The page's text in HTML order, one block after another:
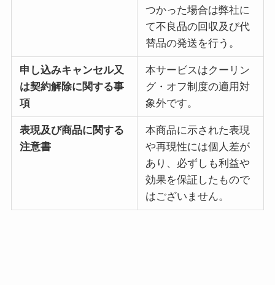
つかった場合は弊社に
て不良品の回収及び代
替品の発送を行う。
申し込みキャンセル又
は契約解除に関する事
項
本サービスはクーリン
グ・オフ制度の適用対
象外です。
表現及び商品に関する
注意書
本商品に示された表現
や再現性には個人差が
あり、必ずしも利益や
効果を保証したもので
はございません。